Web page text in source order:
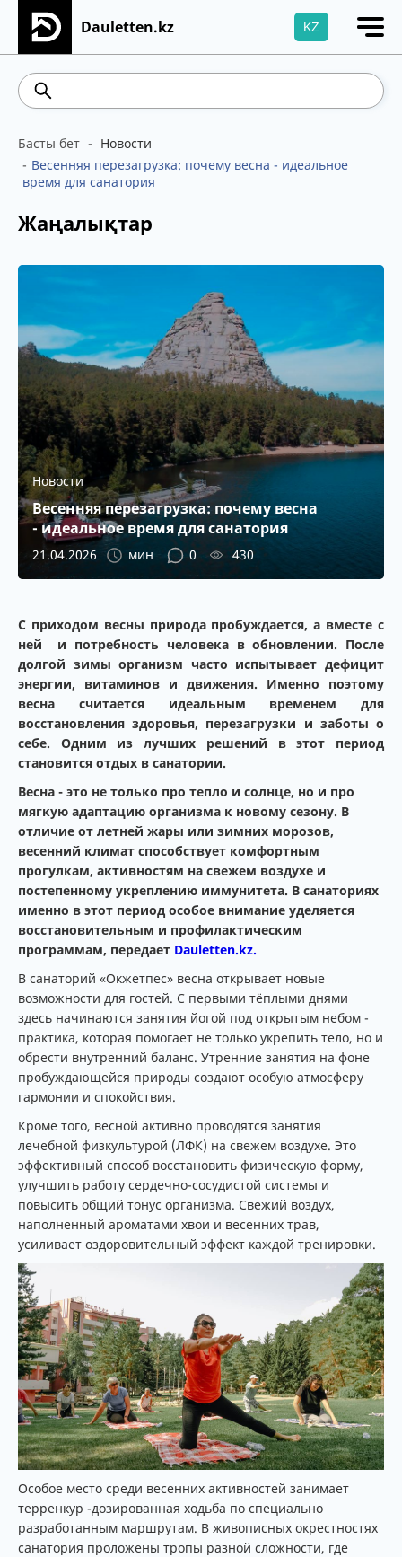
Dauletten.kz KZ
Сіздің өтінішіңіз сәтті жіберілді, Рақмет!
Басты бет
Новости
Весенняя перезагрузка: почему весна - идеальное
время для санатория
Жаңалықтар
Новости
Весенняя перезагрузка: почему весна
- идеальное время для санатория
21.04.2026 мин 0 430
С приходом весны природа пробуждается, а вместе с
ней и потребность человека в обновлении. После
долгой зимы организм часто испытывает дефицит
энергии, витаминов и движения. Именно поэтому
весна считается идеальным временем для
восстановления здоровья, перезагрузки и заботы о
себе. Одним из лучших решений в этот период
становится отдых в санатории.
Весна - это не только про тепло и солнце, но и про
мягкую адаптацию организма к новому сезону. В
отличие от летней жары или зимних морозов,
весенний климат способствует комфортным
прогулкам, активностям на свежем воздухе и
постепенному укреплению иммунитета. В санаториях
именно в этот период особое внимание уделяется
восстановительным и профилактическим
программам, передает Dauletten.kz.
В санаторий «Окжетпес» весна открывает новые
возможности для гостей. С первыми тёплыми днями
здесь начинаются занятия йогой под открытым небом -
практика, которая помогает не только укрепить тело, но и
обрести внутренний баланс. Утренние занятия на фоне
пробуждающейся природы создают особую атмосферу
гармонии и спокойствия.
Кроме того, весной активно проводятся занятия
лечебной физкультурой (ЛФК) на свежем воздухе. Это
эффективный способ восстановить физическую форму,
улучшить работу сердечно-сосудистой системы и
повысить общий тонус организма. Свежий воздух,
наполненный ароматами хвои и весенних трав,
усиливает оздоровительный эффект каждой тренировки.
Особое место среди весенних активностей занимает
терренкур -дозированная ходьба по специально
разработанным маршрутам. В живописных окрестностях
санатория проложены тропы разной сложности, где